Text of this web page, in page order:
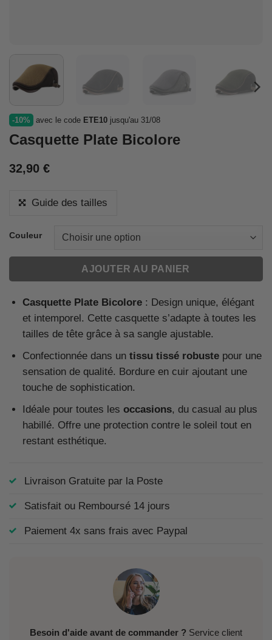
-10% avec le code ETE10 jusqu'au 31/08
Casquette Plate Bicolore
32,90 €
Guide des tailles
Couleur
AJOUTER AU PANIER
Casquette Plate Bicolore: Design unique, élégant
et intemporel. Cette casquette s’adapte à toutes les
tailles de tête grâce à sa sangle ajustable.
Confectionnée dans un tissu tissé robustepour une
sensation de qualité. Bordure en cuir ajoutant une
touche de sophistication.
Idéale pour toutes les occasions, du casual au plus
habillé. Offre une protection contre le soleil tout en
restant esthétique.
Livraison Gratuite par la Poste
Satisfait ou Remboursé 14 jours
Paiement 4x sans frais avec Paypal
Besoin d'aide avant de commander ? Service client